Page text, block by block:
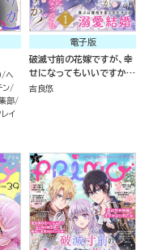
へ
ン
部
レイ
電子版
破滅寸前の花嫁ですが、幸
せになってもいいですか？
選ぶは運命を変える王子と
吉良悠